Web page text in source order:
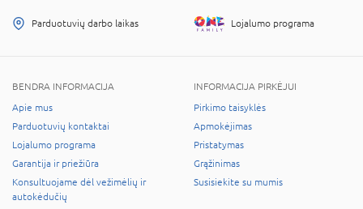
Parduotuvių darbo laikas Lojalumo programa
BENDRA INFORMACIJA
Apie mus
Parduotuvių kontaktai
Lojalumo programa
Garantija ir priežiūra
Konsultuojame dėl vežimėlių ir
autokėdučių
INFORMACIJA PIRKĖJUI
Pirkimo taisyklės
Apmokėjimas
Pristatymas
Grąžinimas
Susisiekite su mumis